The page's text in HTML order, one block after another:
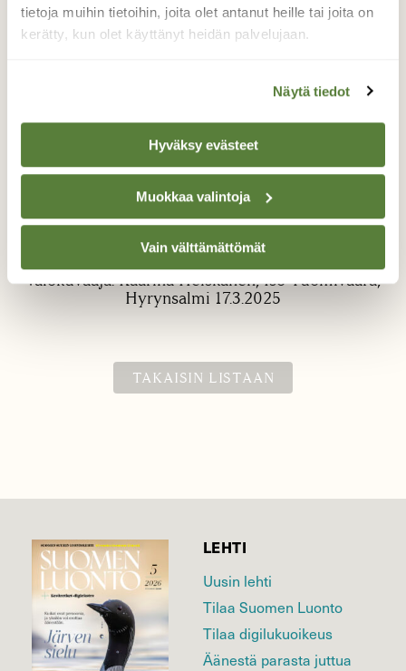
tietoja muihin tietoihin, joita olet antanut heille tai joita on
kerätty, kun olet käyttänyt heidän palvelujaan.
Näytä tiedot
Hyväksy evästeet
Muokkaa valintoja
Vain välttämättömät
Koristeltu tykkylumikuusi
Hiihtelimme Siilin Ladun kanssa osin
umpihangessa Iso Tuomivaaralle, jossa oli
vielä tykkylumen koristelemia kuusia.
Yllätyimme, kun kuusen oksilta roikkui paljon
jääpuikkojakin.
Valokuvaaja: Kaarina Heiskanen, Iso Tuomivaara,
Hyrynsalmi 17.3.2025
TAKAISIN LISTAAN
LEHTI
Uusin lehti
Tilaa Suomen Luonto
Tilaa digilukuoikeus
Äänestä parasta juttua